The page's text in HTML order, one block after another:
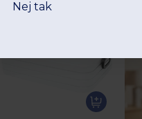
Nej tak